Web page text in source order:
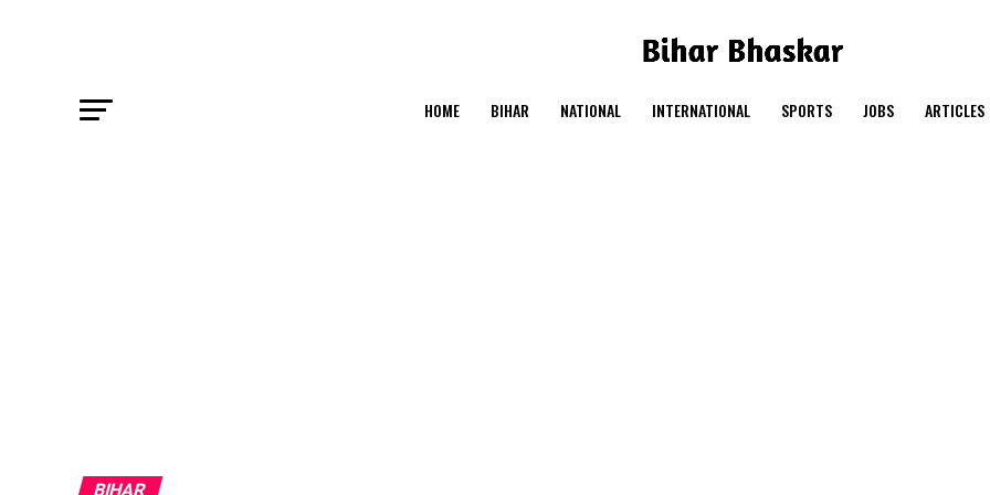
HOME BIHAR NATIONAL INTERNATIONAL SPORTS JOBS ARTICLES
BIHAR